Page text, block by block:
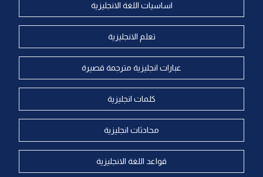
اساسيات اللغة الانجليزية
تعلم الانجليزية
عبارات انجليزية مترجمة قصيرة
كلمات انجليزية
محادثات انجليزية
قواعد اللغة الانجليزية